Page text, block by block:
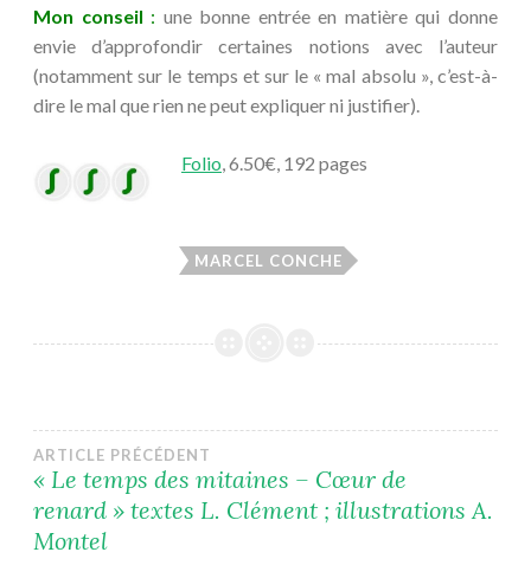
Mon conseil : une bonne entrée en matière qui donne
envie d’approfondir certaines notions avec l’auteur
(notamment sur le temps et sur le « mal absolu », c’est-à-
dire le mal que rien ne peut expliquer ni justifier).
Folio, 6.50€, 192 pages
MARCEL CONCHE
Navigation
de
ARTICLE PRÉCÉDENT
« Le temps des mitaines – Cœur de
renard » textes L. Clément ; illustrations A.
Montel